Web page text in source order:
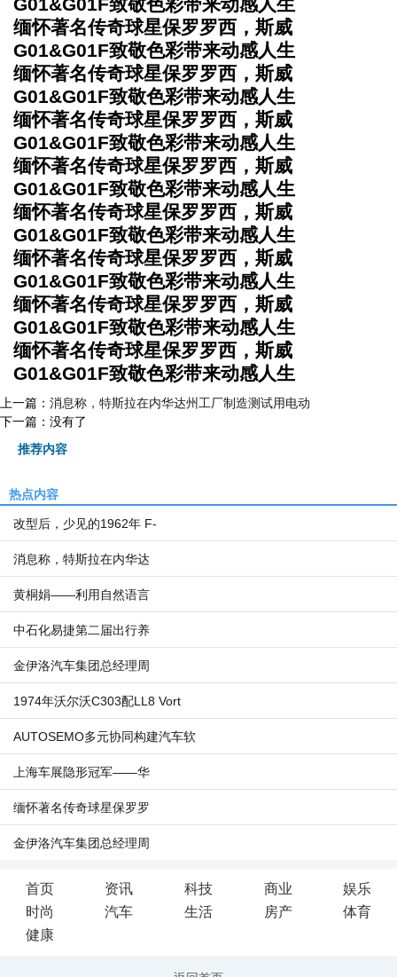
缅怀著名传奇球星保罗罗西，斯威
G01&G01F致敬色彩带来动感人生
缅怀著名传奇球星保罗罗西，斯威
G01&G01F致敬色彩带来动感人生
缅怀著名传奇球星保罗罗西，斯威
G01&G01F致敬色彩带来动感人生
缅怀著名传奇球星保罗罗西，斯威
G01&G01F致敬色彩带来动感人生
缅怀著名传奇球星保罗罗西，斯威
G01&G01F致敬色彩带来动感人生
缅怀著名传奇球星保罗罗西，斯威
G01&G01F致敬色彩带来动感人生
缅怀著名传奇球星保罗罗西，斯威
G01&G01F致敬色彩带来动感人生
缅怀著名传奇球星保罗罗西，斯威
G01&G01F致敬色彩带来动感人生
上一篇： 消息称，特斯拉在内华达州工厂制造测试用电动
下一篇：没有了
推荐内容
热点内容
改型后，少见的1962年 F-
消息称，特斯拉在内华达
黄桐娟——利用自然语言
中石化易捷第二届出行养
金伊洛汽车集团总经理周
1974年沃尔沃C303配LL8 Vort
AUTOSEMO多元协同构建汽车软
上海车展隐形冠军——华
缅怀著名传奇球星保罗罗
金伊洛汽车集团总经理周
首页 资讯 科技 商业
娱乐
时尚
汽车 生活 房产
体育
健康